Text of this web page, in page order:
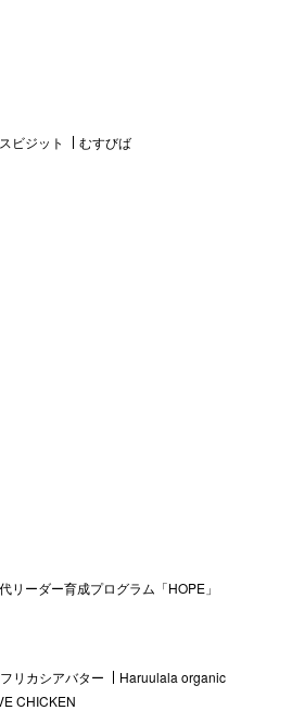
ビジット むすびば
リーダー育成プログラム「HOPE」
リカシアバター
Haruulala organic
CHICKEN